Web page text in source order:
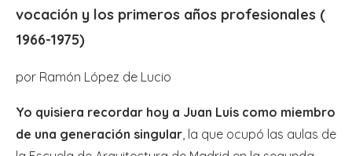
vocación y los primeros años profesionales (
1966-1975)
por Ramón López de Lucio
Yo quisiera recordar hoy a Juan Luis como miembro
de una generación singular , la que ocupó las aulas de